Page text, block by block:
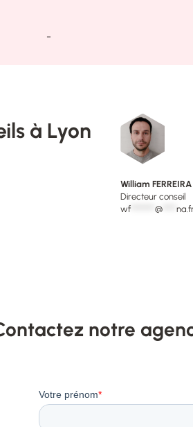
à Lyon
William FERREIRA
Directeur conseil
wf *******@ ****